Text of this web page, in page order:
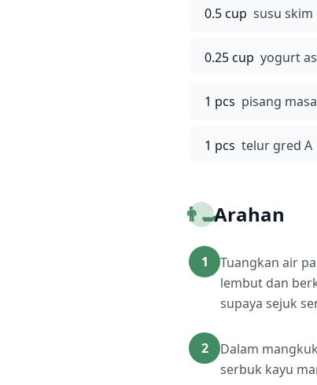
0.5 cup susu skim
0.25 cup yogurt
1 pcs pisang
1 pcs telur gred A
👨‍🍳Arahan
1
Tuangkan air
lembut dan
supaya sejuk
2
Dalam
serbuk kayu